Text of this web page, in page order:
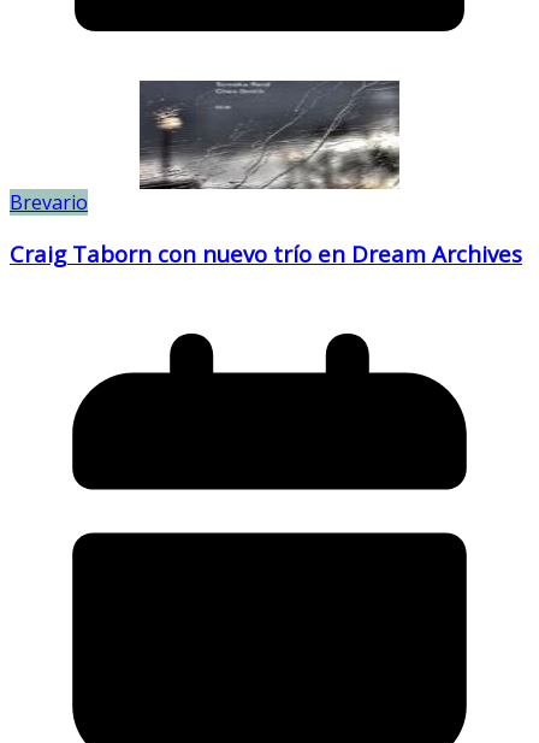
Brevario
Craig Taborn con nuevo trío en Dream Archives